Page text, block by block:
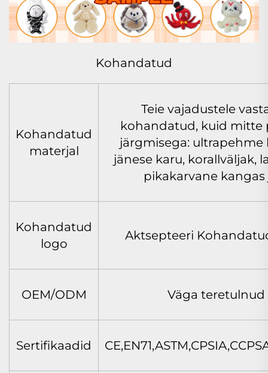
Kohandatud
Kohandatud
materjal
Teie vajadustele
kohandatud, kuid mitte
järgmisega: ultrapehme
jänese karu, korallväljak,
pikakarvane kangas
Kohandatud
logo
Aktsepteeri
OEM/ODM Väga teretulnud
Sertifikaadid